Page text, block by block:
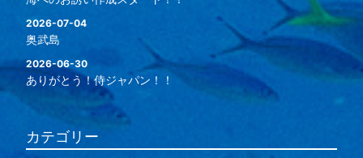
2026-07-04
奥武島
2026-06-30
ありがとう！侍ジャパン！！
カテゴリー